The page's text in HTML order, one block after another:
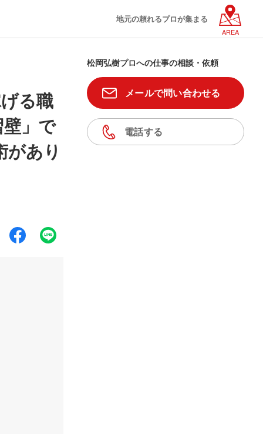
地元の頼れるプロが集まる
AREA
る職
」で
あり
松岡弘樹プロへの仕事の相談・依頼
メールで問い合わせる
電話する